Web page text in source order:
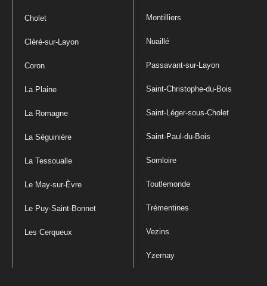
Cholet
Cléré-sur-Layon
Coron
La Plaine
La Romagne
La Séguinière
La Tessoualle
Le May-sur-Èvre
Le Puy-Saint-Bonnet
Les Cerqueux
Montilliers
Nuaillé
Passavant-sur-Layon
Saint-Christophe-du-Bois
Saint-Léger-sous-Cholet
Saint-Paul-du-Bois
Somloire
Toutlemonde
Trémentines
Vezins
Yzernay